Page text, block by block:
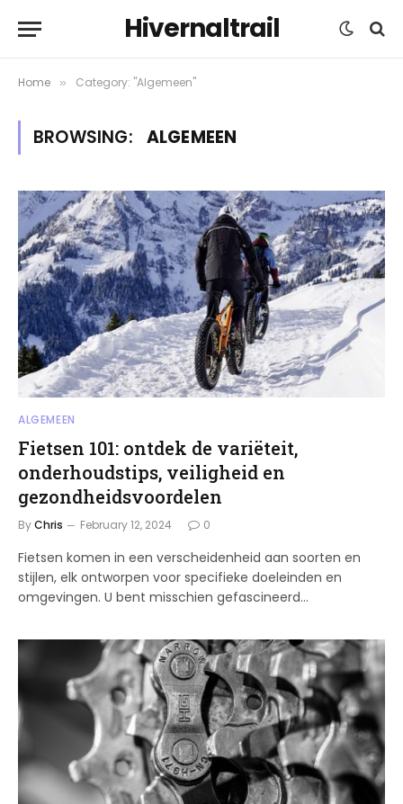
Hivernaltrail
Home » Category: "Algemeen"
BROWSING: ALGEMEEN
ALGEMEEN
Fietsen 101: ontdek de variëteit,
onderhoudstips, veiligheid en
gezondheidsvoordelen
ByChris February 12, 2024 0
Fietsen komen in een verscheidenheid aan soorten en
stijlen, elk ontworpen voor specifieke doeleinden en
omgevingen. U bent misschien gefascineerd…